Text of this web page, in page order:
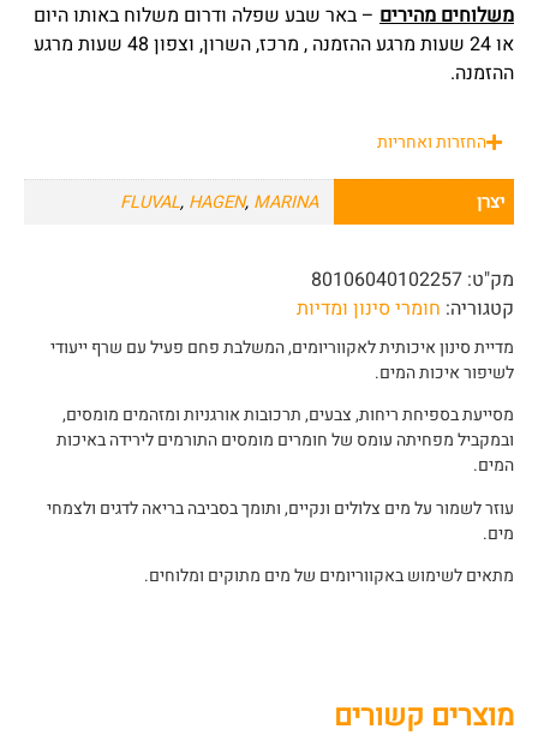
משלוחים מהירים – באר שבע שפלה ודרום משלוח באותו היום
או 24 שעות מרגע ההזמנה , מרכז, השרון, וצפון 48 שעות מרגע
ההזמנה.
החזרות ואחריות
יצרן FLUVAL, HAGEN, MARINA
מק"ט: 80106040102257
קטגוריה: חומרי סינון ומדיות
מדיית סינון איכותית לאקווריומים, המשלבת פחם פעיל עם שרף ייעודי
לשיפור איכות המים.
מסייעת בספיחת ריחות, צבעים, תרכובות אורגניות ומזהמים מומסים,
ובמקביל מפחיתה עומס של חומרים מומסים התורמים לירידה באיכות
המים.
עוזר לשמור על מים צלולים ונקיים, ותומך בסביבה בריאה לדגים ולצמחי
מים.
מתאים לשימוש באקווריומים של מים מתוקים ומלוחים.
מוצרים קשורים